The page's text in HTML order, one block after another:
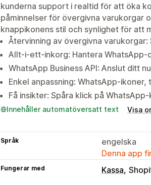
kunderna support i realtid för att öka
påminnelser för övergivna varukorgar
knappikonens stil och synlighet för att
Återvinning av övergivna
Allt-i-ett-inkorg: Hantera
WhatsApp Business API: Anslut ditt
Enkel anpassning: WhatsApp-
Få insikter: Spåra klick på
Innehåller automatöversatt text Visa
Språk
engelska
Denna app
Fungerar med Kassa